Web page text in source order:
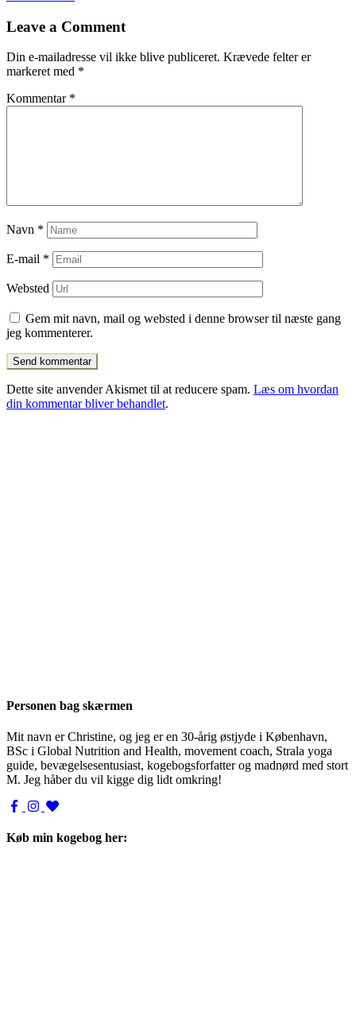
til
Leave a Comment
Din e-mailadresse vil ikke blive publiceret. Krævede felter er
markeret med *
Kommentar *
Navn *
E-mail *
Websted
Gem mit navn, mail og websted i denne browser til næste gang
jeg kommenterer.
Dette site anvender Akismet til at reducere spam. Læs om hvordan
din kommentar bliver behandlet.
Personen bag skærmen
Mit navn er Christine, og jeg er en 30-årig østjyde i København,
BSc i Global Nutrition and Health, movement coach, Strala yoga
guide, bevægelsesentusiast, kogebogsforfatter og madnørd med stort
M. Jeg håber du vil kigge dig lidt omkring!
Køb min kogebog her: